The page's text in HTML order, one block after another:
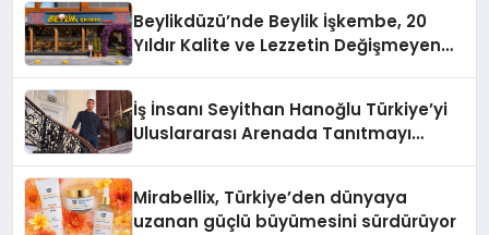
Beylikdüzü’nde Beylik İşkembe, 20
Yıldır Kalite ve Lezzetin Değişmeyen
İş İnsanı Seyithan Hanoğlu Türkiye’yi
Uluslararası Arenada Tanıtmayı
Mirabellix, Türkiye’den dünyaya
uzanan güçlü büyümesini sürdürüyor